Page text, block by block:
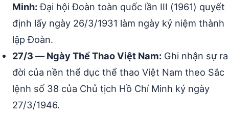
Minh:Đại hội Đoàn toàn quốc lần III (1961) quyết
định lấy ngày 26/3/1931 làm ngày kỷ niệm thành
lập Đoàn.
27/3 — Ngày Thể Thao Việt Nam: Ghi nhận sự ra
đời của nền thể dục thể thao Việt Nam theo Sắc
lệnh số 38 của Chủ tịch Hồ Chí Minh ký ngày
27/3/1946.